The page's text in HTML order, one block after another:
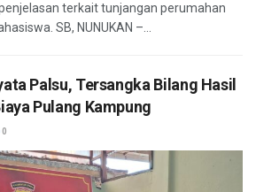
terkait tunjangan perumahan
SB, NUNUKAN –...
Palsu, Tersangka Bilang Hasil
Pulang Kampung
0